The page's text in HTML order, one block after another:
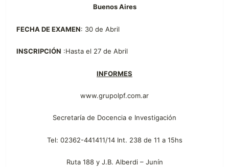
Buenos Aires
FECHA DE EXAMEN: 30 de Abril
INSCRIPCIÓN :Hasta el 27 de Abril
INFORMES
www.grupolpf.com.ar
Secretaría de Docencia e Investigación
Tel: 02362-441411/14 Int. 238 de 11 a 15hs
Ruta 188 y J.B. Alberdi – Junín